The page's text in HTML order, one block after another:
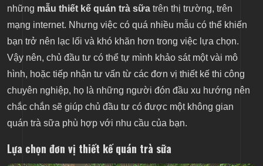
những mẫu thiết kế quán trà sữa trên thị trường, trên
mạng internet. Nhưng việc có quá nhiều mẫu có thể khiến
bạn trở nên lạc lối và khó khăn hơn trong việc lựa chọn.
Vậy nên, chủ đầu tư có thể tự mình khảo sát một vài mô
hình, hoặc tiếp nhận tư vấn từ các đơn vị thiết kế thi công
chuyên nghiệp, họ là những người đón đầu xu hướng nên
chắc chắn sẽ giúp chủ đầu tư có được một không gian
quán trà sữa phù hợp với nhu cầu của bạn.
Lựa chọn đơn vị thiết kế quán trà sữa